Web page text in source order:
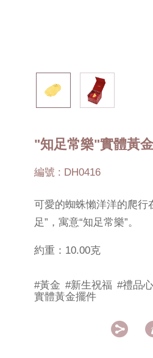
"知足常樂"實體黃
編號 : DH0416
可愛的蜘蛛懶洋洋的爬行
足”，寓意“知足常樂”。
約重：10.00克
#黃金 #新生祝福 #禮品
實體黃金擺件
